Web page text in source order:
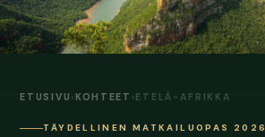
ETUSIVU ›KOHTEET ›ETELÄ-AFRIKKA
TÄYDELLINEN MATKAILUOPAS 2026